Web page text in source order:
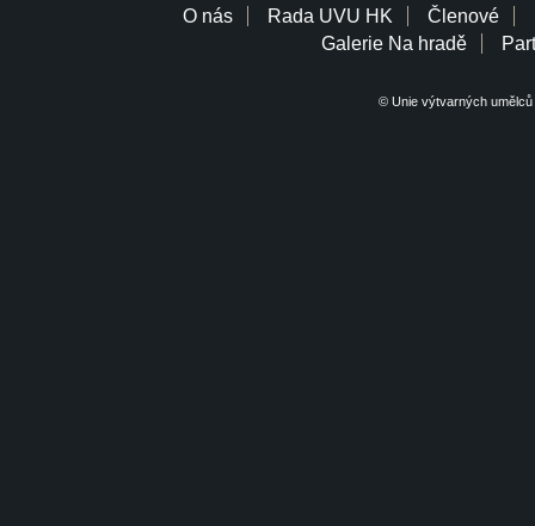
O nás Rada UVU HK Členové
Galerie Na hradě
© Unie výtvarných